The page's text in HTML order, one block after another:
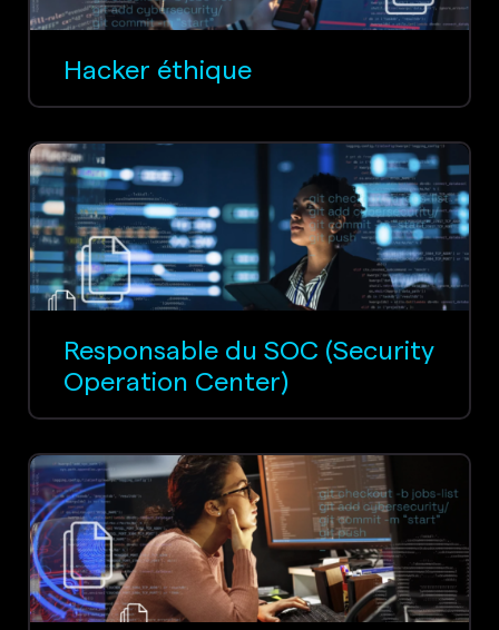
Hacker éthique
Responsable du SOC (Security
Operation Center)